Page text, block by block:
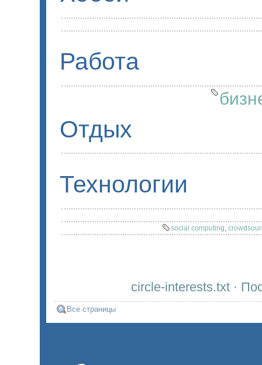
Работа
Отдых
Технологии
social computing
circle-interests.txt ·
Все страницы